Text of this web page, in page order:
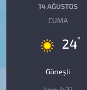
14 AĞUSTOS
CUMA
24°
Güneşli